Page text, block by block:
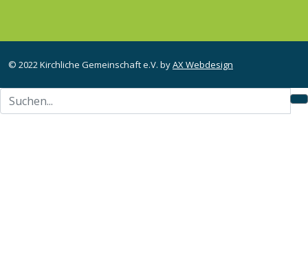
© 2022 Kirchliche Gemeinschaft e.V. byAX Webdesign